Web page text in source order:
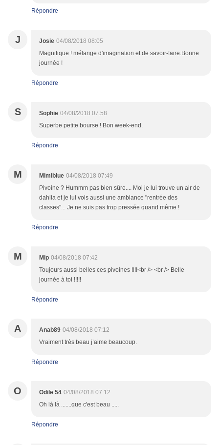
Répondre
J Josie 04/08/2018 08:05
Magnifique ! mélange d'imagination et de savoir-faire.Bonne
journée !
Répondre
S Sophie 04/08/2018 07:58
Superbe petite bourse ! Bon week-end.
Répondre
M Mimiblue 04/08/2018 07:49
Pivoine ? Hummm pas bien sûre.... Moi je lui trouve un air de
dahlia et je lui vois aussi une ambiance "rentrée des
classes"... Je ne suis pas trop pressée quand même !
Répondre
M Mip 04/08/2018 07:42
Toujours aussi belles ces pivoines !!!!<br /> <br /> Belle
journée à toi !!!!!
Répondre
A Anab89 04/08/2018 07:12
Vraiment très beau j’aime beaucoup.
Répondre
O Odile 54 04/08/2018 07:12
Oh là là .......que c'est beau .....
Répondre